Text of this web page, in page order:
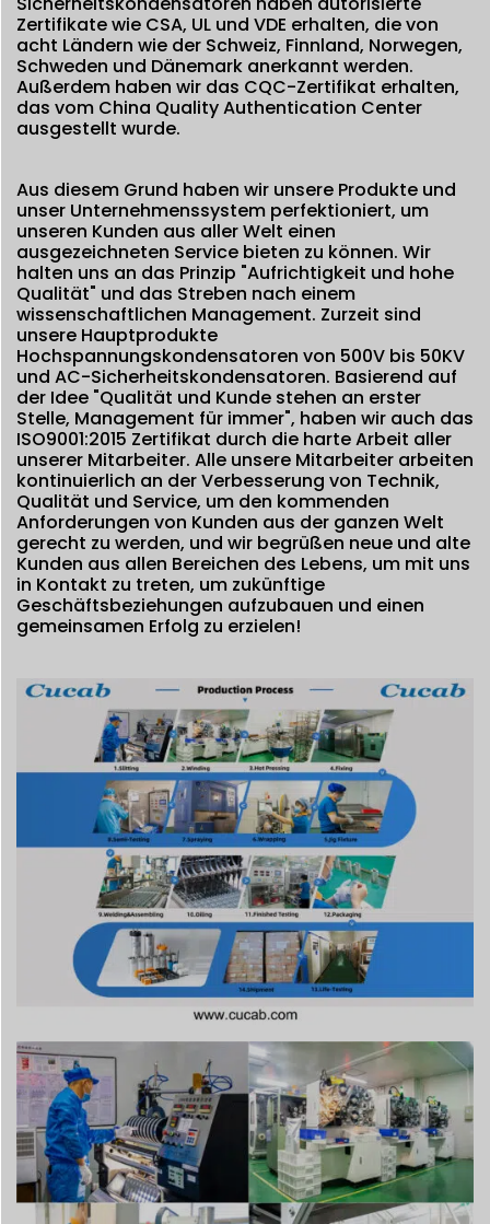
Zertifikate wie CSA, UL und VDE erhalten, die von
acht Ländern wie der Schweiz, Finnland, Norwegen,
Schweden und Dänemark anerkannt werden.
Außerdem haben wir das CQC-Zertifikat erhalten,
das vom China Quality Authentication Center
ausgestellt wurde.
Aus diesem Grund haben wir unsere Produkte und
unser Unternehmenssystem perfektioniert, um
unseren Kunden aus aller Welt einen
ausgezeichneten Service bieten zu können. Wir
halten uns an das Prinzip "Aufrichtigkeit und hohe
Qualität" und das Streben nach einem
wissenschaftlichen Management. Zurzeit sind
unsere Hauptprodukte
Hochspannungskondensatoren von 500V bis 50KV
und AC-Sicherheitskondensatoren. Basierend auf
der Idee "Qualität und Kunde stehen an erster
Stelle, Management für immer", haben wir auch das
ISO9001:2015 Zertifikat durch die harte Arbeit aller
unserer Mitarbeiter. Alle unsere Mitarbeiter arbeiten
kontinuierlich an der Verbesserung von Technik,
Qualität und Service, um den kommenden
Anforderungen von Kunden aus der ganzen Welt
gerecht zu werden, und wir begrüßen neue und alte
Kunden aus allen Bereichen des Lebens, um mit uns
in Kontakt zu treten, um zukünftige
Geschäftsbeziehungen aufzubauen und einen
gemeinsamen Erfolg zu erzielen!